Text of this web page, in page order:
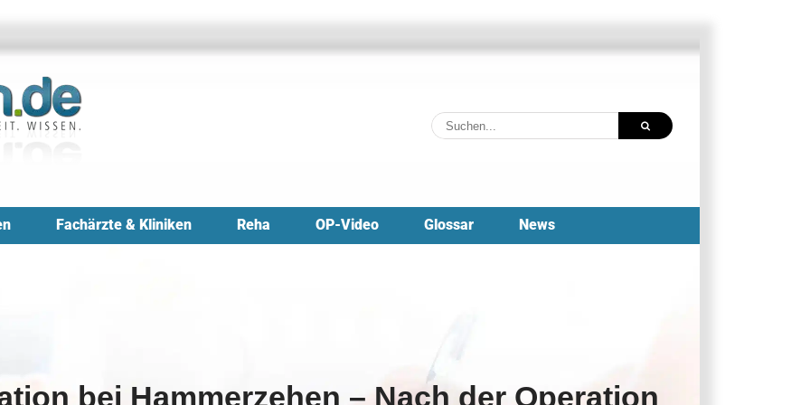
Suche
nach:
Fachärzte & Kliniken Reha OP-Video Glossar News
bei Hammerzehen – Nach der Operation